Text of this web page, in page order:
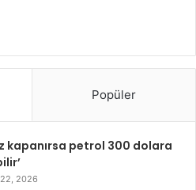
Popüler
kapanırsa petrol 300 dolara
2026